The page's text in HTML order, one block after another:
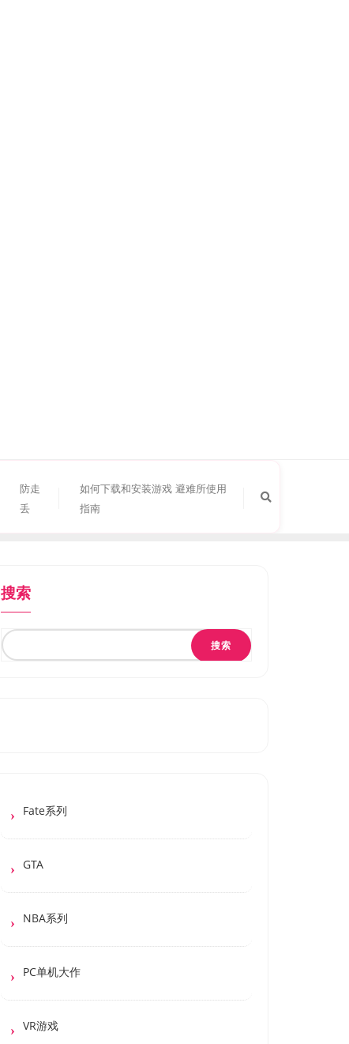
防走
丢
如何下载和安装游戏 避难所使用
指南
搜索
搜索
Fate系列
GTA
NBA系列
PC单机大作
VR游戏